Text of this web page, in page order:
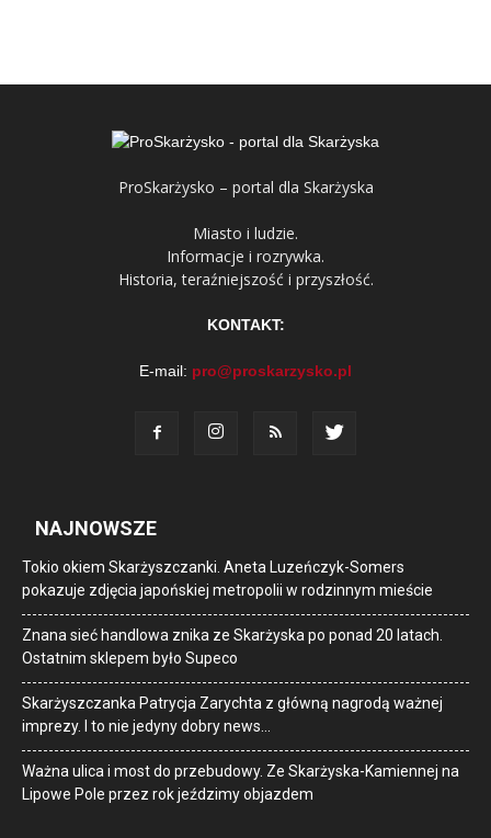
ProSkarżysko – portal dla Skarżyska
Miasto i ludzie.
Informacje i rozrywka.
Historia, teraźniejszość i przyszłość.
KONTAKT:
E-mail: pro@proskarzysko.pl
NAJNOWSZE
Tokio okiem Skarżyszczanki. Aneta Luzeńczyk-Somers
pokazuje zdjęcia japońskiej metropolii w rodzinnym mieście
Znana sieć handlowa znika ze Skarżyska po ponad 20 latach.
Ostatnim sklepem było Supeco
Skarżyszczanka Patrycja Zarychta z główną nagrodą ważnej
imprezy. I to nie jedyny dobry news…
Ważna ulica i most do przebudowy. Ze Skarżyska-Kamiennej na
Lipowe Pole przez rok jeździmy objazdem